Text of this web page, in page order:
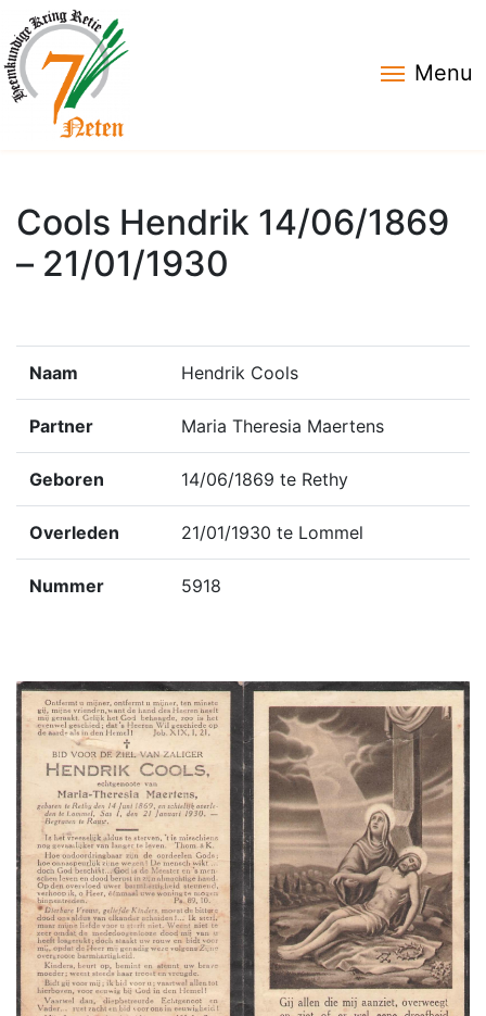
Menu
Cools Hendrik 14/06/1869
– 21/01/1930
Naam Hendrik Cools
Partner Maria Theresia Maertens
Geboren 14/06/1869 te Rethy
Overleden 21/01/1930 te Lommel
Nummer 5918